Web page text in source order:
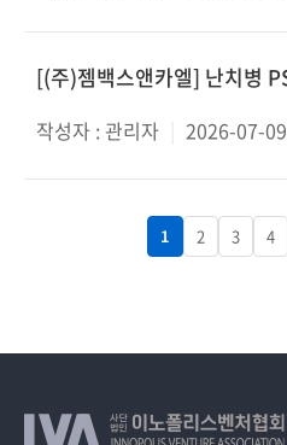
작성자 : 관리자 2026-07-09
1 2 3 4